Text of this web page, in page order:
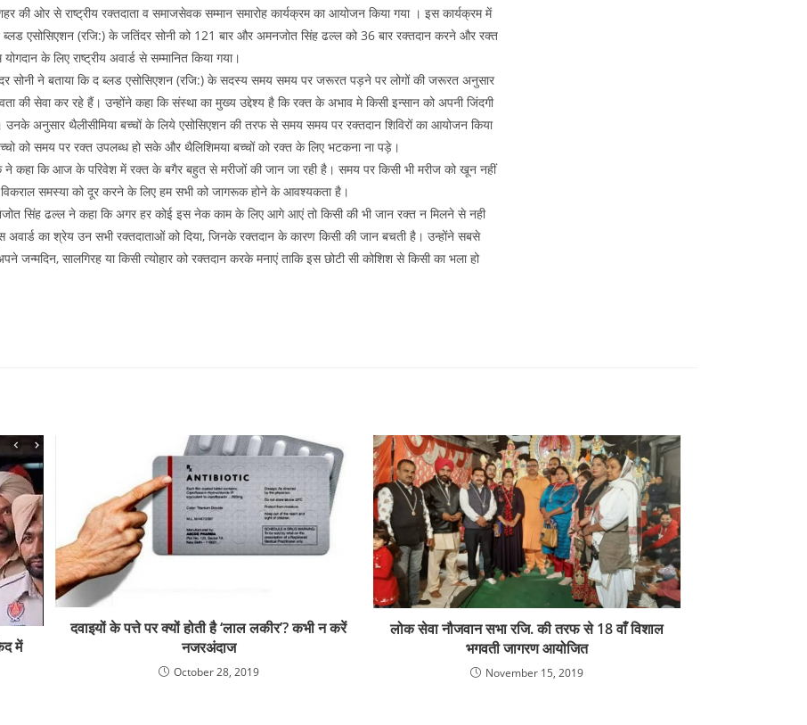
की ओर से राष्ट्रीय रक्तदाता व समाजसेवक सम्मान समारोह कार्यक्रम का आयोजन किया गया । इस कार्यक्रम में
एसोसिएशन (रजि:) के जतिंदर सोनी को 121 बार और अमनजोत सिंह ढल्ल को 36 बार रक्तदान करने और रक्त
के लिए राष्ट्रीय अवार्ड से सम्मानित किया गया।
सोनी ने बताया कि द ब्लड एसोसिएशन (रजि:) के सदस्य समय समय पर जरूरत पड़ने पर लोगों की जरूरत अनुसार
की सेवा कर रहे हैं। उन्होंने कहा कि संस्था का मुख्य उद्देश्य है कि रक्त के अभाव मे किसी इन्सान को अपनी जिंदगी
अनुसार थैलीसीमिया बच्चों के लिये एसोसिएशन की तरफ से समय समय पर रक्तदान शिविरों का आयोजन किया
को समय पर रक्त उपलब्ध हो सके और थैलिशिमया बच्चों को रक्त के लिए भटकना ना पड़े।
ने कहा कि आज के परिवेश में रक्त के बगैर बहुत से मरीजों की जान जा रही है। समय पर किसी भी मरीज को खून नहीं
विकराल समस्या को दूर करने के लिए हम सभी को जागरूक होने के आवश्यकता है।
सिंह ढल्ल ने कहा कि अगर हर कोई इस नेक काम के लिए आगे आएं तो किसी की भी जान रक्त न मिलने से नही
अवार्ड का श्रेय उन सभी रक्तदाताओं को दिया, जिनके रक्तदान के कारण किसी की जान बचती है। उन्होंने सबसे
जन्मदिन, सालगिरह या किसी त्योहार को रक्तदान करके मनाएं ताकि इस छोटी सी कोशिश से किसी का भला हो
में
दवाइयों के पत्ते पर क्यों होती है ‘लाल लकीर’? कभी न करें
नजरअंदाज
October 28, 2019
लोक सेवा नौजवान सभा रजि. की तरफ से 18 वाँ विशाल
भगवती जागरण आयोजित
November 15, 2019